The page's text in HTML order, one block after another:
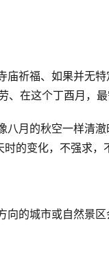
祈福、如果并无特
在这个丁酉月，最
月的秋空一样清
的变化，不强求，
的城市或自然景